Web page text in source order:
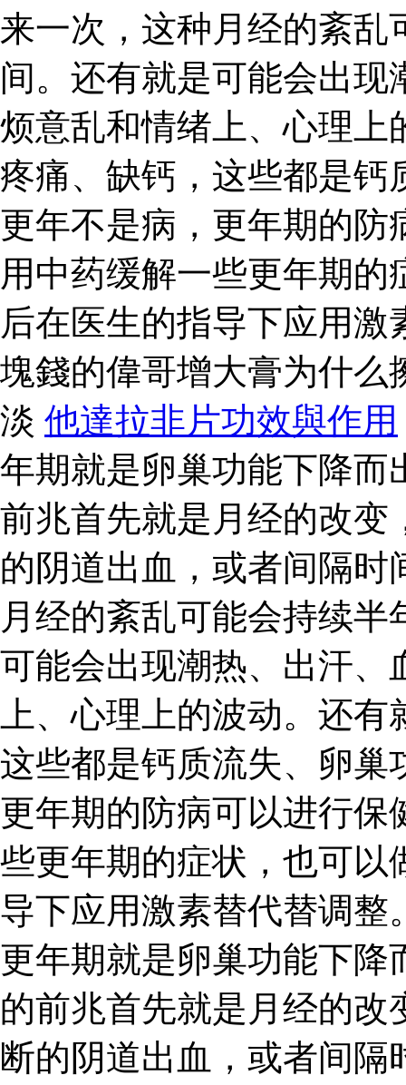
来一次，这种月经的紊乱
间。还有就是可能会出
烦意乱和情绪上、心理上
疼痛、缺钙，这些都是钙
更年不是病，更年期的防
用中药缓解一些更年期
后在医生的指导下应用
塊錢的偉哥增大膏为什么
淡 他達拉非片功效與作用
年期就是卵巢功能下降而
前兆首先就是月经的改变
的阴道出血，或者间隔
月经的紊乱可能会持续
可能会出现潮热、出汗、
上、心理上的波动。还
这些都是钙质流失、卵巢
更年期的防病可以进行保
些更年期的症状，也可以
导下应用激素替代替调整
更年期就是卵巢功能下降
的前兆首先就是月经的
断的阴道出血，或者间